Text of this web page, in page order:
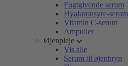
Fugtgivende serum
Hyaluronsyre-serum
Vitamin C-serum
Ampuller
Øjenpleje
Vis alle
Serum til øjenbryn